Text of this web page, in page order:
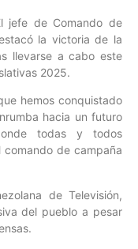
jefe de Comando de
la victoria de la
llevarse a cabo este
2025.
hemos conquistado
hacia un futuro
todas y todos
de campaña
de Televisión,
del pueblo a pesar